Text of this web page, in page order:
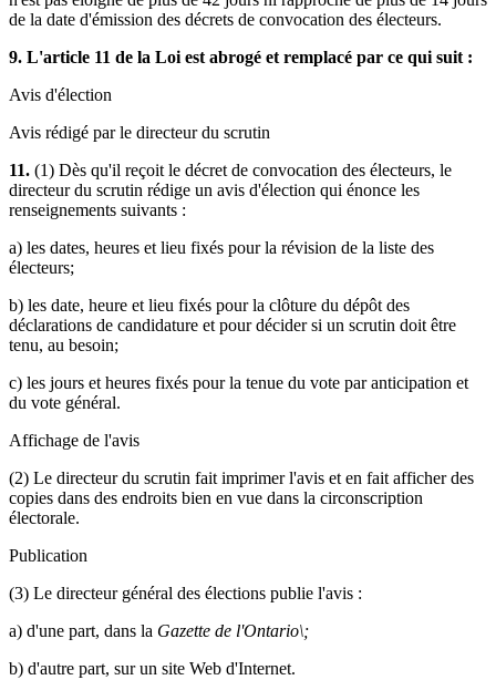
de la date d'émission des décrets de convocation des électeurs.
9. L'article 11 de la Loi est abrogé et remplacé par ce qui suit :
Avis d'élection
Avis rédigé par le directeur du scrutin
11. (1) Dès qu'il reçoit le décret de convocation des électeurs, le
directeur du scrutin rédige un avis d'élection qui énonce les
renseignements suivants :
a) les dates, heures et lieu fixés pour la révision de la liste des
électeurs;
b) les date, heure et lieu fixés pour la clôture du dépôt des
déclarations de candidature et pour décider si un scrutin doit être
tenu, au besoin;
c) les jours et heures fixés pour la tenue du vote par anticipation et
du vote général.
Affichage de l'avis
(2) Le directeur du scrutin fait imprimer l'avis et en fait afficher des
copies dans des endroits bien en vue dans la circonscription
électorale.
Publication
(3) Le directeur général des élections publie l'avis :
a) d'une part, dans la Gazette de l'Ontario\;
b) d'autre part, sur un site Web d'Internet.